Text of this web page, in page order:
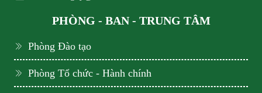
PHÒNG - BAN - TRUNG TÂM
Phòng Đào tạo
Phòng Tổ chức - Hành chính